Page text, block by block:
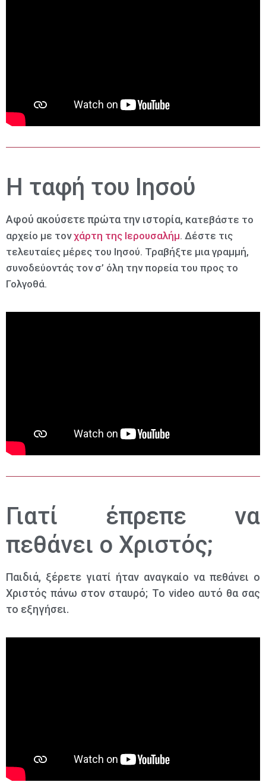
Η ταφή του Ιησού
Αφού ακούσετε πρώτα την ιστορία, κατεβάστε το
αρχείο με τονχάρτη της Ιερουσαλήμ. Δέστε τις
τελευταίες μέρες του Ιησού. Τραβήξτε μια γραμμή,
συνοδεύοντάς τον σ’ όλη την πορεία του προς το
Γολγοθά.
Γιατί έπρεπε να
πεθάνει ο Χριστός;
​Παιδιά, ξέρετε γιατί ήταν αναγκαίο να πεθάνει ο
Χριστός πάνω στον σταυρό; Το video αυτό θα σας
το εξηγήσει.